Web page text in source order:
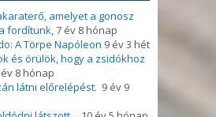
amelyet a gonosz
fordítunk,7 év 8 hónap
A Törpe Napóleon 9 év 3 hét
és örülök, hogy a zsidókhoz
év 8 hónap
látni előrelépést. 9 év 9